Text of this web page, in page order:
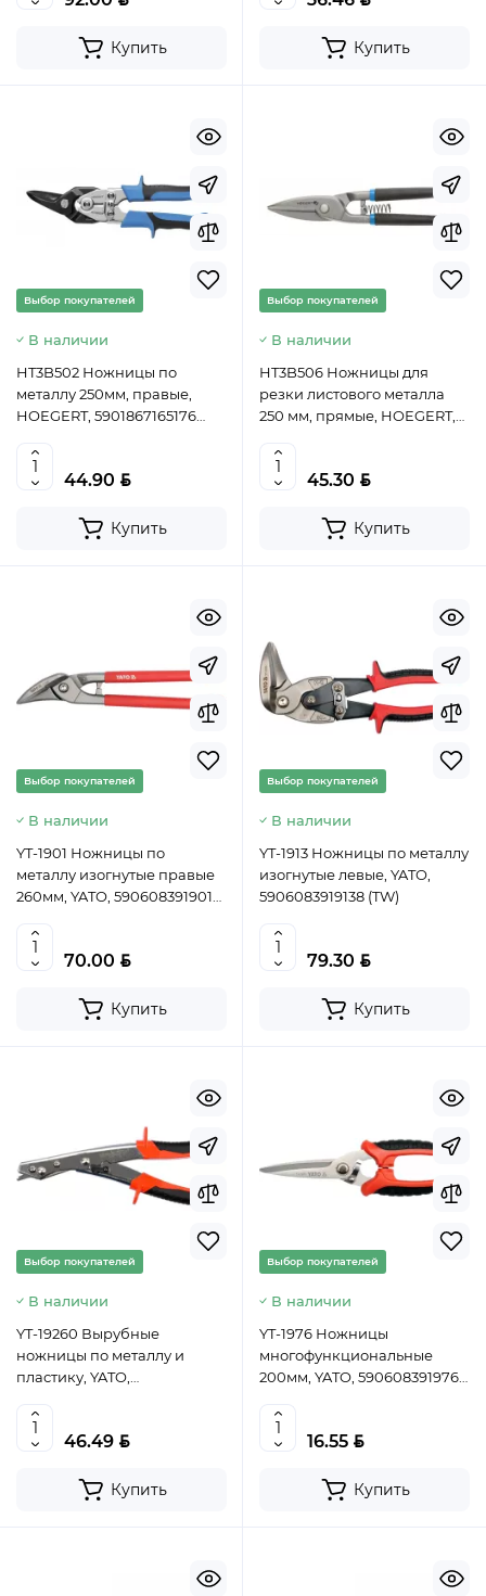
Купить Купить
Выбор покупателей
В наличии
HT3B502 Ножницы по
металлу 250мм, правые,
HOEGERT, 5901867165176
44.90 BYN
Купить
Выбор покупателей
В наличии
HT3B506 Ножницы для
резки листового металла
250 мм, прямые, HOEGERT,
45.30 BYN
Купить
Выбор покупателей
В наличии
YT-1901 Ножницы по
металлу изогнутые правые
260мм, YATO, 5906083919015
70.00 BYN
Купить
Выбор покупателей
В наличии
YT-1913 Ножницы по металлу
изогнутые левые, YATO,
5906083919138 (TW)
79.30 BYN
Купить
Выбор покупателей
В наличии
YT-19260 Вырубные
ножницы по металлу и
пластику, YATO,
46.49 BYN
Купить
Выбор покупателей
В наличии
YT-1976 Ножницы
многофункциональные
200мм, YATO, 5906083919763
16.55 BYN
Купить